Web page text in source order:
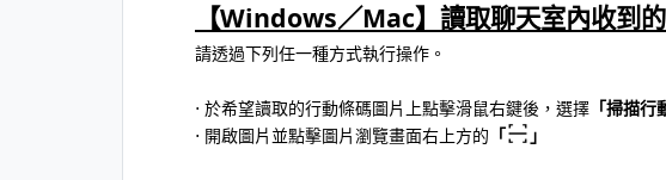
【Windows／Mac】讀取聊天室內收到
請透過下列任一種方式執行操作。
⋅ 於希望讀取的行動條碼圖片上點擊滑鼠右鍵後，選擇 「掃描行
⋅ 開啟圖片並點擊圖片瀏覽畫面右上方的 「 」